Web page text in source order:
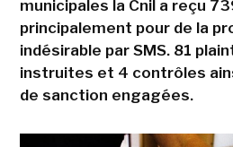
municipales la Cnil a reçu
principalement pour de la
indésirable par SMS. 81
instruites et 4 contrôles
de sanction engagées.